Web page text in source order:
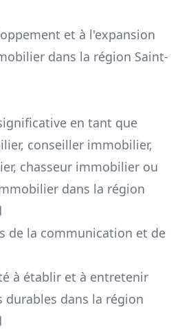
et à l'expansion
dans la région Saint-
en tant que
conseiller immobilier,
chasseur immobilier ou
dans la région
de la communication et de
à établir et à entretenir
durables dans la région